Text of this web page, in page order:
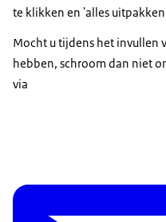
te klikken en 'alles
Mocht u tijdens het invullen
hebben, schroom dan niet
via